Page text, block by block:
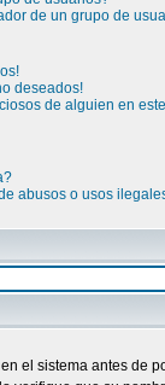
de un grupo de
deseados!
de alguien en
abusos o usos
el sistema antes de